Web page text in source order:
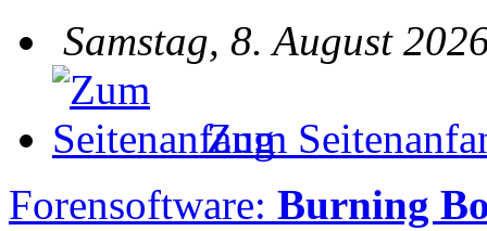
Samstag, 8. August
Zum
Forensoftware: Burning